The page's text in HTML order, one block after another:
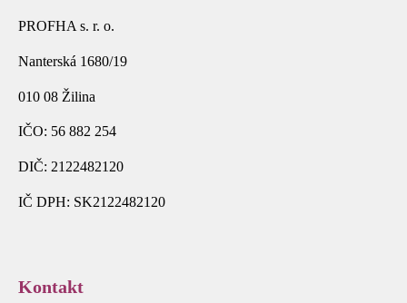
PROFHA s. r. o.
Nanterská 1680/19
010 08 Žilina
IČO: 56 882 254
DIČ: 2122482120
IČ DPH: SK2122482120
Kontakt